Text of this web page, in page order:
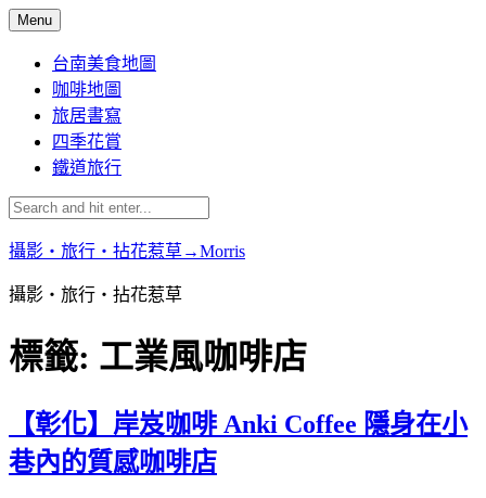
Skip
to
content
Menu
台南美食地圖
咖啡地圖
旅居書寫
四季花賞
鐵道旅行
攝影‧旅行‧拈花惹草→Morris
攝影‧旅行‧拈花惹草
標籤: 工業風咖啡店
【彰化】岸岌咖啡 Anki Coffee 隱身在小
巷內的質感咖啡店